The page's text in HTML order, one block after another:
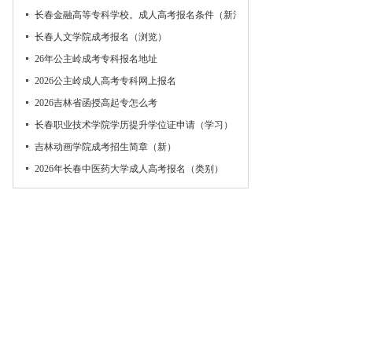
长春金融高等专科学校。成人高考报名条件（新消息）
长春人文学院成考报名（浏览）
26年公主岭成考专科报名地址
2026公主岭成人高考专科网上报名
2026吉林省函授高起专怎么考
长春职业技术学院学历提升学位证申请（学习）
吉林动画学院成考招生简章（新）
2026年长春中医药大学成人高考报名（类别）